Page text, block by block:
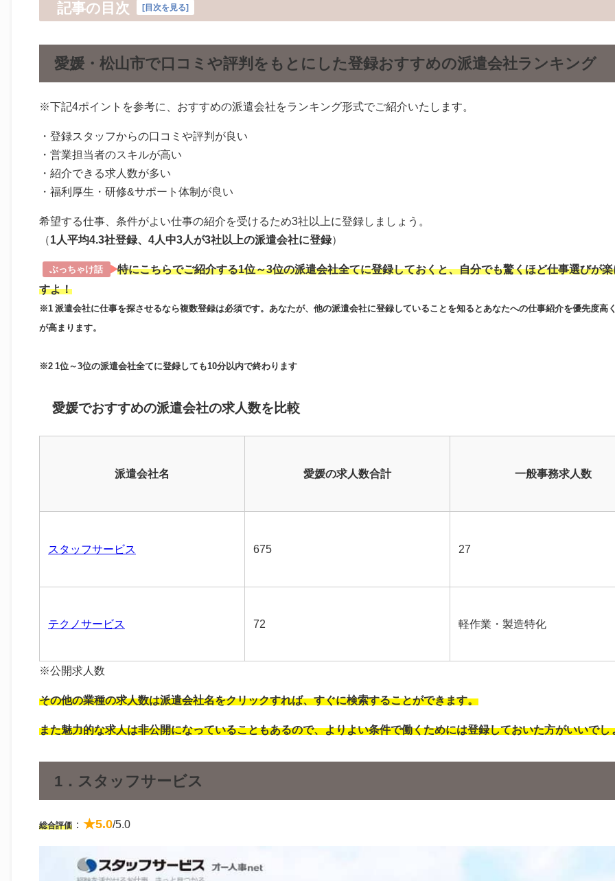
記事の目次 [目次を見る]
愛媛・松山市で口コミや評判をもとにした登録おすすめの派遣会社ランキング
※下記4ポイントを参考に、おすすめの派遣会社をランキング形式でご紹介いたします。
・登録スタッフからの口コミや評判が良い
・営業担当者のスキルが高い
・紹介できる求人数が多い
・福利厚生・研修&サポート体制が良い
希望する仕事、条件がよい仕事の紹介を受けるため3社以上に登録しましょう。
（1人平均4.3社登録、4人中3人が3社以上の派遣会社に登録）
ぶっちゃけ話
特にこちらでご紹介する1位～3位の派遣会社全てに登録しておくと、自分でも驚くほど仕事選びが
すよ！
※1 派遣会社に仕事を探させるなら複数登録は必須です。あなたが、他の派遣会社に登録していることを知るとあなたへの仕事紹介を優先度高
が高まります。
※2 1位～3位の派遣会社全てに登録しても10分以内で終わります
愛媛でおすすめの派遣会社の求人数を比較
派遣会社名 愛媛の求人数合計 一般事務求人数
スタッフサービス 675 27
テクノサービス 72 軽作業・製造特化
※公開求人数
その他の業種の求人数は派遣会社名をクリックすれば、すぐに検索することができます。
また魅力的な求人は非公開になっていることもあるので、よりよい条件で働くためには登録しておいた方がいいでし
1．スタッフサービス
総合評価 ： ★5.0/5.0